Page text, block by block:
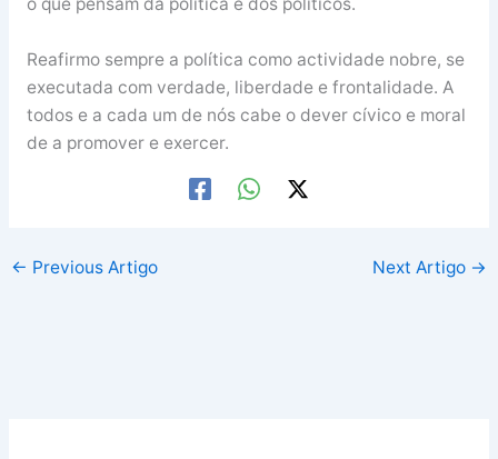
Reafirmo sempre a política como actividade nobre, se
executada com verdade, liberdade e frontalidade. A
todos e a cada um de nós cabe o dever cívico e moral
de a promover e exercer.
← Previous Artigo Next Artigo →